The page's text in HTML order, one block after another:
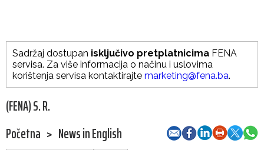
Sadržaj dostupan isključivo pretplatnicima FENA
servisa. Za više informacija o načinu i uslovima
korištenja servisa kontaktirajte marketing@fena.ba.
(FENA) S. R.
Početna > News in English